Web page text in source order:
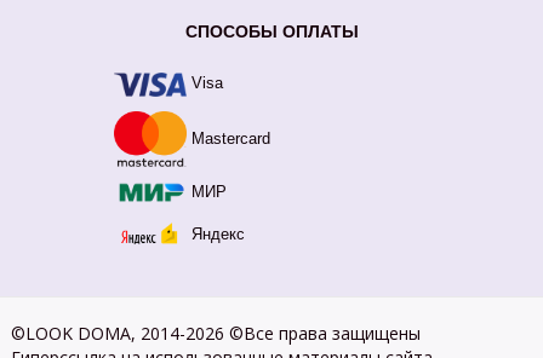
СПОСОБЫ ОПЛАТЫ
Visa
Mastercard
МИР
Яндекс
©LOOK DOMA, 2014-2026 ©Все права защищены